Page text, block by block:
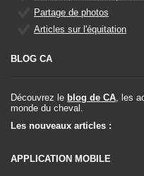
Partage de photos
Articles sur l'équitation
BLOG CA
Découvrez le blog de CA , les
monde du cheval.
Les nouveaux articles :
APPLICATION MOBILE